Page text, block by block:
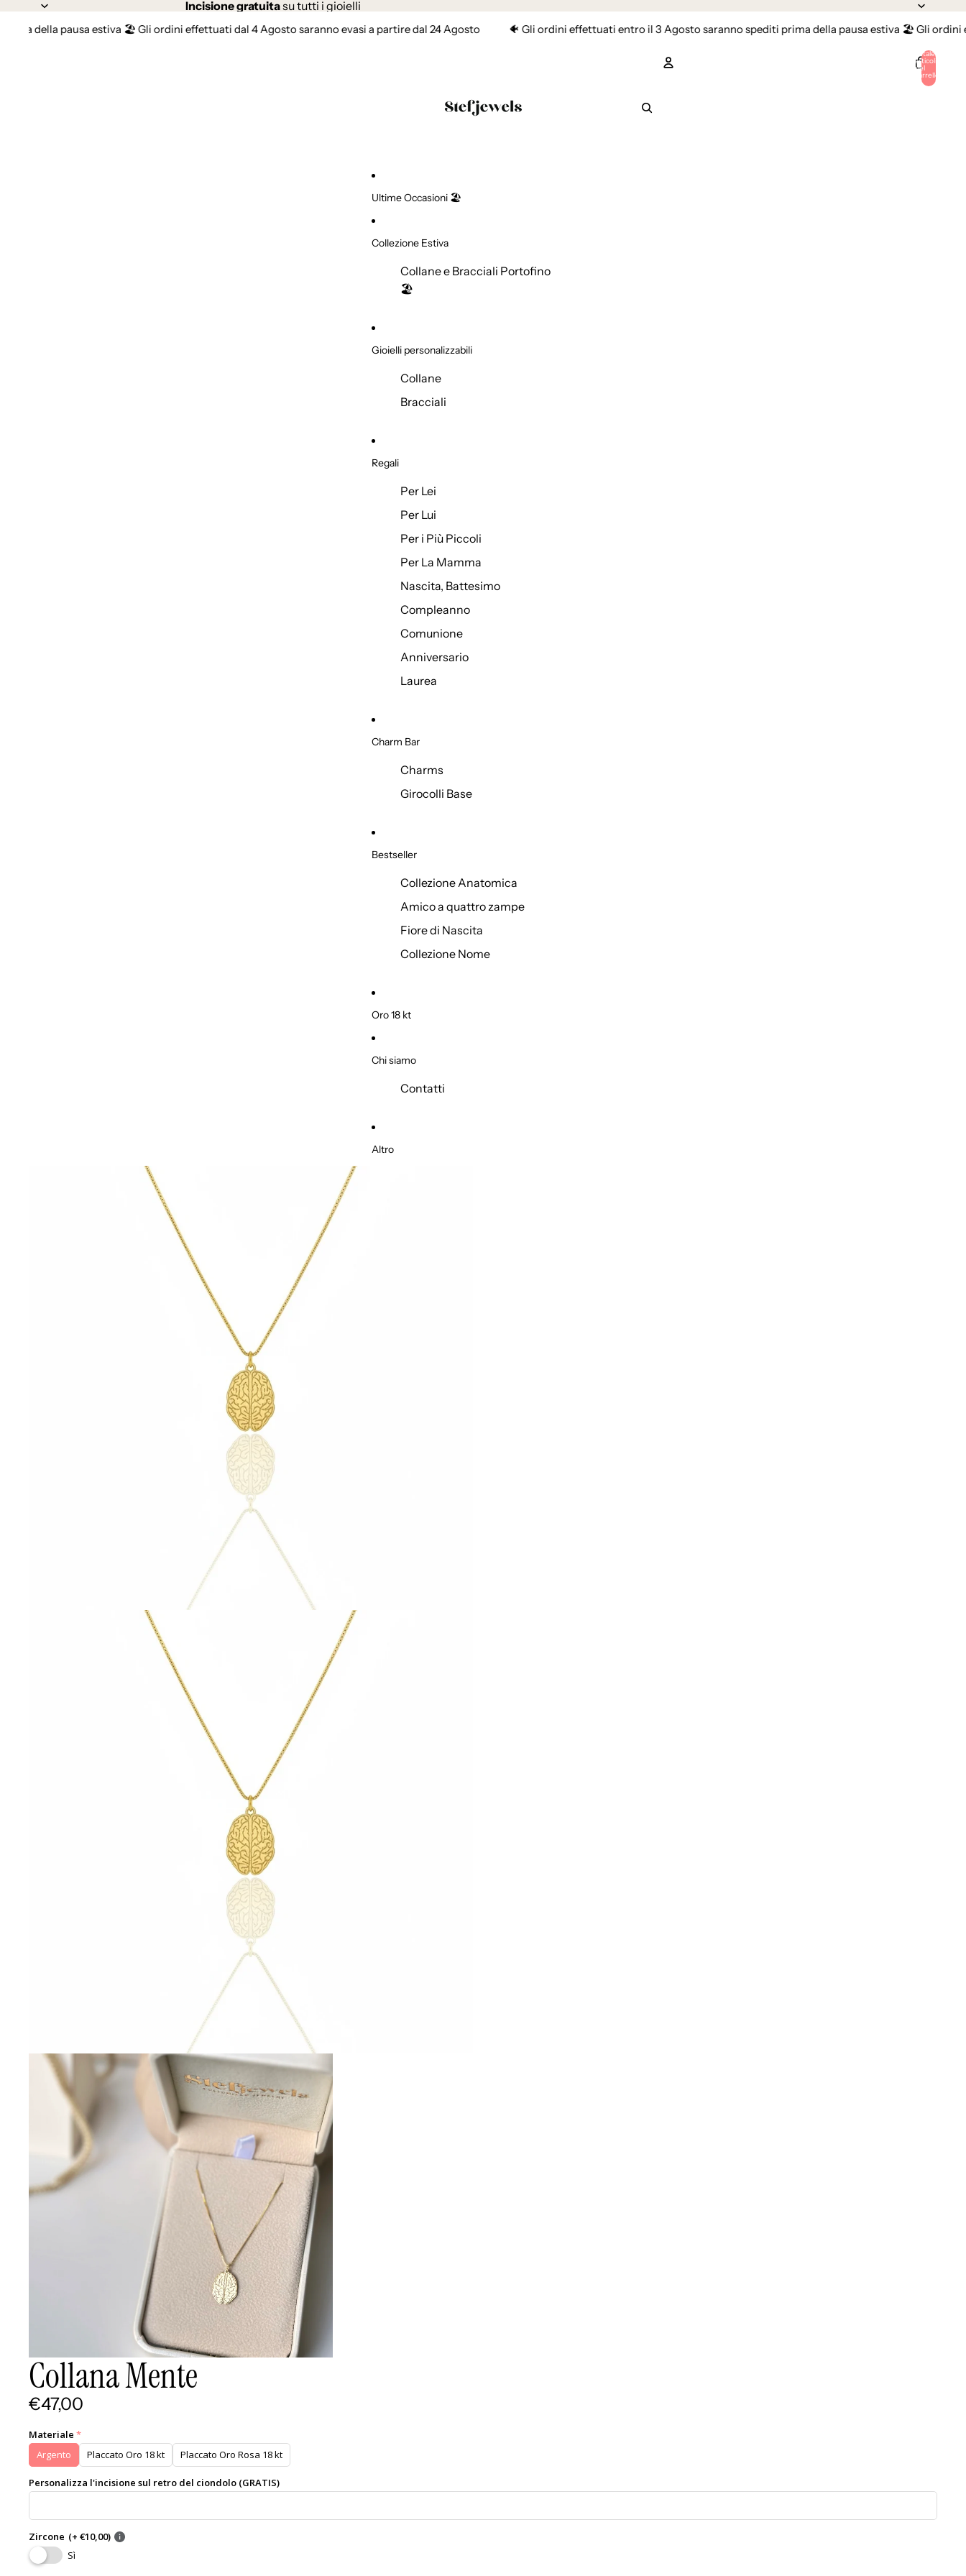
Incisione gratuitasu tutti i gioielli
pausa estiva 🏖️ Gli ordini effettuati dal 4 Agosto saranno evasi a partire dal 24 Agosto 🐠 Gli ordini effettuati entro il 3 Agosto saranno spediti prima della pausa estiva 🏖️ Gli ordini
Totale
articoli
nel
carrello:
Ultime Occasioni 🏖️
Collezione Estiva
Collane e Bracciali Portofino
🏖️
Gioielli personalizzabili
Collane
Bracciali
Regali
Per Lei
Per Lui
Per i Più Piccoli
Per La Mamma
Nascita, Battesimo
Compleanno
Comunione
Anniversario
Laurea
Charm Bar
Charms
Girocolli Base
Bestseller
Collezione Anatomica
Amico a quattro zampe
Fiore di Nascita
Collezione Nome
Oro 18 kt
Chi siamo
Contatti
Altro
Collana Mente
€47,00
Materiale
Argento
Placcato Oro 18 kt Placcato Oro Rosa 18 kt
Personalizza l'incisione sul retro del ciondolo (GRATIS)
Zircone (+ €10,00)
Sì